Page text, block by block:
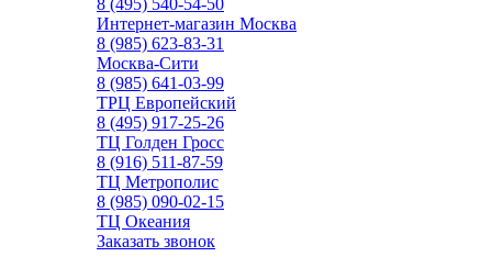
8 (495) 540-54-50
Интернет-магазин Москва
8 (985) 623-83-31
Москва-Сити
8 (985) 641-03-99
ТРЦ Европейский
8 (495) 917-25-26
ТЦ Голден Гросс
8 (916) 511-87-59
ТЦ Метрополис
8 (985) 090-02-15
ТЦ Океания
Заказать звонок